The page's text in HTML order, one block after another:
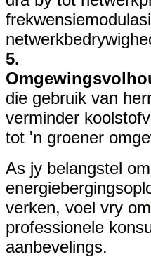
5.
die gebruik van
verminder
tot 'n groener
As jy belangstel
verken, voel vry om
professionele
aanbevelings.